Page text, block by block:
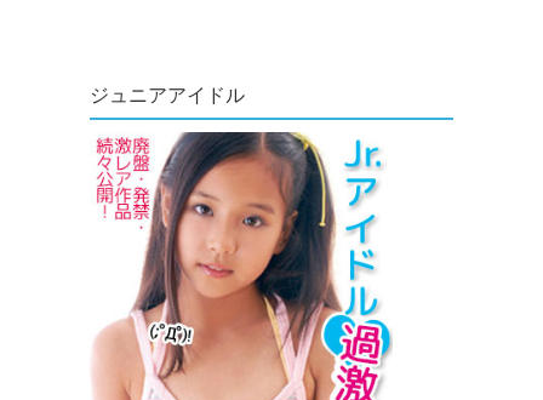
ジュニアアイドル